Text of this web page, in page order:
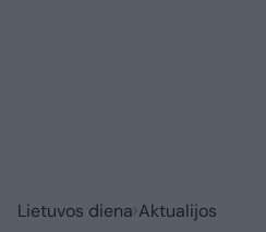
Lietuvos diena Aktualijos